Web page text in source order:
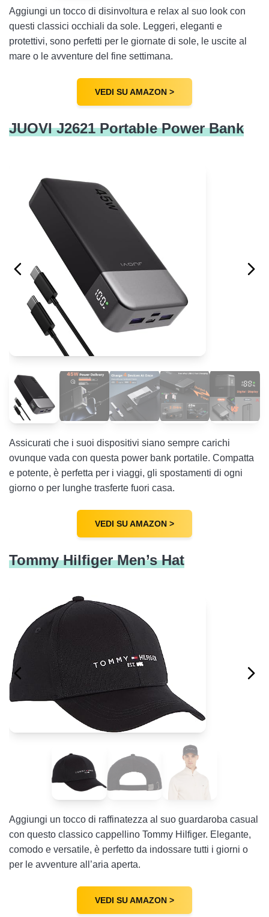
Aggiungi un tocco di disinvoltura e relax al suo look con
questi classici occhiali da sole. Leggeri, eleganti e
protettivi, sono perfetti per le giornate di sole, le uscite al
mare o le avventure del fine settimana.
VEDI SU AMAZON >
JUOVI J2621 Portable Power Bank
Assicurati che i suoi dispositivi siano sempre carichi
ovunque vada con questa power bank portatile. Compatta
e potente, è perfetta per i viaggi, gli spostamenti di ogni
giorno o per lunghe trasferte fuori casa.
VEDI SU AMAZON >
Tommy Hilfiger Men’s Hat
Aggiungi un tocco di raffinatezza al suo guardaroba casual
con questo classico cappellino Tommy Hilfiger. Elegante,
comodo e versatile, è perfetto da indossare tutti i giorni o
per le avventure all’aria aperta.
VEDI SU AMAZON >